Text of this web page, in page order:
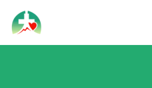
treści
Wojewódzki Szpital
Św. Rafała w Czerwonej